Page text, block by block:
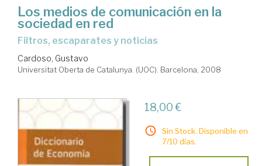
Los medios de comunicación en la
sociedad en red
filtros, escaparates y noticias
Cardoso, Gustavo
Universitat Oberta de Catalunya. (UOC). Barcelona, 2008
18,00 €
Sin Stock. Disponible en
7/10 días.